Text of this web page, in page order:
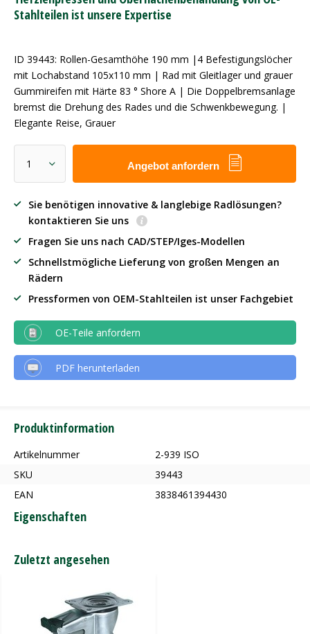
Stahlteilen ist unsere Expertise
ID 39443: Rollen-Gesamthöhe 190 mm |4 Befestigungslöcher
mit Lochabstand 105x110 mm | Rad mit Gleitlager und grauer
Gummireifen mit Härte 83 ° Shore A | Die Doppelbremsanlage
bremst die Drehung des Rades und die Schwenkbewegung. |
Elegante Reise, Grauer
Angebot anfordern
Sie benötigen innovative & langlebige Radlösungen?
kontaktieren Sie uns
Fragen Sie uns nach CAD/STEP/Iges-Modellen
Schnellstmögliche Lieferung von großen Mengen an
Rädern
Pressformen von OEM-Stahlteilen ist unser Fachgebiet
OE-Teile anfordern
PDF herunterladen
Produktinformation
Artikelnummer
2-939 ISO
SKU
39443
EAN
3838461394430
Eigenschaften
Zuletzt angesehen